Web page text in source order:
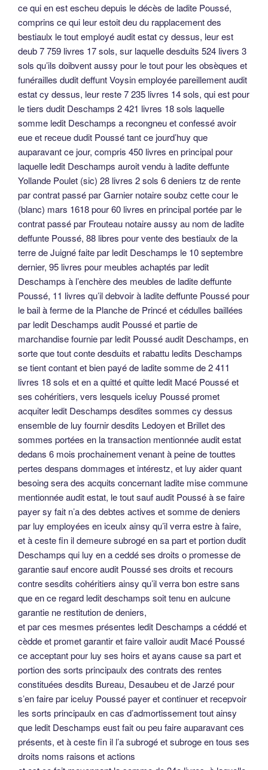
ce qui en est escheu depuis le décès de ladite Poussé,
comprins ce qui leur estoit deu du rapplacement des
bestiaulx le tout employé audit estat cy dessus, leur est
deub 7 759 livres 17 sols, sur laquelle desduits 524 livers 3
sols qu’ils doibvent aussy pour le tout pour les obsèques et
funérailles dudit deffunt Voysin employée pareillement audit
estat cy dessus, leur reste 7 235 livres 14 sols, qui est pour
le tiers dudit Deschamps 2 421 livres 18 sols laquelle
somme ledit Deschamps a recongneu et confessé avoir
eue et receue dudit Poussé tant ce jourd’huy que
auparavant ce jour, compris 450 livres en principal pour
laquelle ledit Deschamps auroit vendu à ladite deffunte
Yollande Poulet (sic) 28 livres 2 sols 6 deniers tz de rente
par contrat passé par Garnier notaire soubz cette cour le
(blanc) mars 1618 pour 60 livres en principal portée par le
contrat passé par Frouteau notaire aussy au nom de ladite
deffunte Poussé, 88 libres pour vente des bestiaulx de la
terre de Juigné faite par ledit Deschamps le 10 septembre
dernier, 95 livres pour meubles achaptés par ledit
Deschamps à l’enchère des meubles de ladite deffunte
Poussé, 11 livres qu’il debvoir à ladite deffunte Poussé pour
le bail à ferme de la Planche de Princé et cédulles baillées
par ledit Deschamps audit Poussé et partie de
marchandise fournie par ledit Poussé audit Deschamps, en
sorte que tout conte desduits et rabattu ledits Deschamps
se tient contant et bien payé de ladite somme de 2 411
livres 18 sols et en a quitté et quitte ledit Macé Poussé et
ses cohéritiers, vers lesquels iceluy Poussé promet
acquiter ledit Deschamps desdites sommes cy dessus
ensemble de luy fournir desdits Ledoyen et Brillet des
sommes portées en la transaction mentionnée audit estat
dedans 6 mois prochainement venant à peine de touttes
pertes despans dommages et intérestz, et luy aider quant
besoing sera des acquits concernant ladite mise commune
mentionnée audit estat, le tout sauf audit Poussé à se faire
payer sy fait n’a des debtes actives et somme de deniers
par luy employées en iceulx ainsy qu’il verra estre à faire,
et à ceste fin il demeure subrogé en sa part et portion dudit
Deschamps qui luy en a ceddé ses droits o promesse de
garantie sauf encore audit Poussé ses droits et recours
contre sesdits cohéritiers ainsy qu’il verra bon estre sans
que en ce regard ledit deschamps soit tenu en aulcune
garantie ne restitution de deniers,
et par ces mesmes présentes ledit Deschamps a céddé et
cèdde et promet garantir et faire valloir audit Macé Poussé
ce acceptant pour luy ses hoirs et ayans cause sa part et
portion des sorts principaulx des contrats des rentes
constituées desdits Bureau, Desaubeu et de Jarzé pour
s’en faire par iceluy Poussé payer et continuer et recepvoir
les sorts principaulx en cas d’admortissement tout ainsy
que ledit Deschamps eust fait ou peu faire auparavant ces
présents, et à ceste fin il l’a subrogé et subroge en tous ses
droits noms raisons et actions